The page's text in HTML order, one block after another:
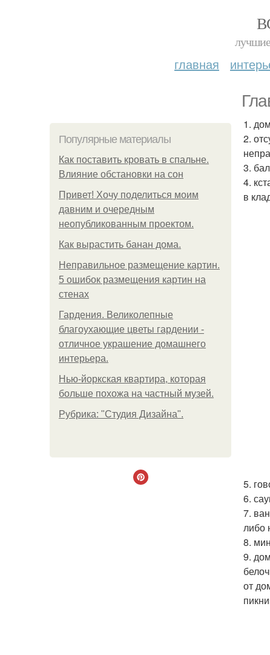
главная
Популярные материалы
Как поставить кровать в спальне.
Влияние обстановки на сон
Привет! Хочу поделиться моим
давним и очередным
неопубликованным проектом.
Как вырастить банан дома.
Неправильное размещение картин.
5 ошибок размещения картин на
стенах
Гардения. Великолепные
благоухающие цветы гардении -
отличное украшение домашнего
интерьера.
Нью-йоркская квартира, которая
больше похожа на частный музей.
Рубрика: "Студия Дизайна".
1.
2.
3.
4.
в
5.
6.
7.
либо
8.
9.
от